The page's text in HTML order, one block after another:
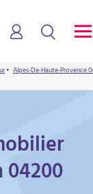
• Alpes-De-Haute-Provence